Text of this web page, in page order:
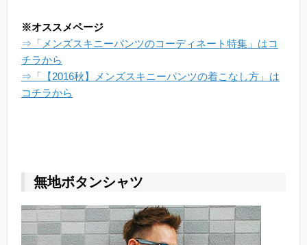
※オススメページ
⇒「メンズスキニーパンツのコーディネート特集」はコ
チラから
⇒「【2016秋】メンズスキニーパンツの着こなし方」は
コチラから
無地ボタンシャツ